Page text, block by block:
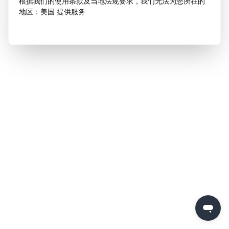
地区：美国 提供服务